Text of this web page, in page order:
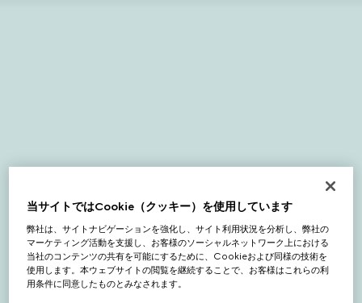
当サイトではCookie（クッキー）を使用しています
弊社は、サイトナビゲーションを強化し、サイト利用状況を分析し、弊社の
マーケティング活動を支援し、お客様のソーシャルネットワーク上における
当社のコンテンツの共有を可能にするために、Cookieおよび同様の技術を
使用します。本ウェブサイトの閲覧を継続することで、お客様はこれらの利
用条件に同意したものとみなされます。